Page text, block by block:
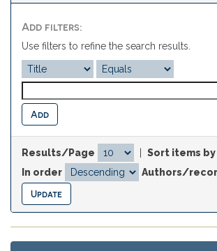
Add filters:
Use filters to refine the search results.
Results/Page
Sort items by
In order
Authors/